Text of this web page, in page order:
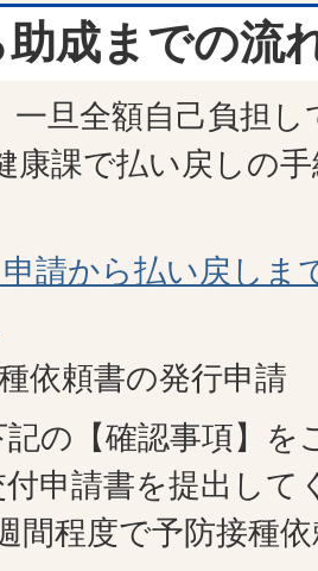
成までの流
一旦全額自己負担
康課で払い戻しの
申請から払い戻し
種依頼書の発行申請
の【確認事項】を
申請書を提出して
間程度で予防接種